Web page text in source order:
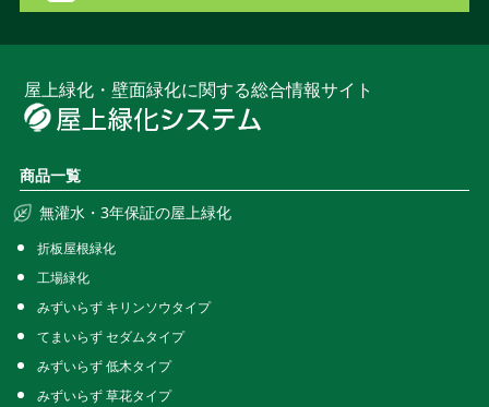
屋上緑化・壁面緑化に関する総合情報サイト
商品一覧
無灌水・3年保証の屋上緑化
折板屋根緑化
工場緑化
みずいらず キリンソウタイプ
てまいらず セダムタイプ
みずいらず 低木タイプ
みずいらず 草花タイプ